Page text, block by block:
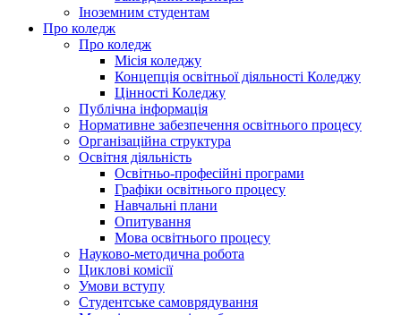
Іноземним студентам
Про коледж
Про коледж
Місія коледжу
Концепція освітньої діяльності Коледжу
Цінності Коледжу
Публічна інформація
Нормативне забезпечення освітнього процесу
Організаційна структура
Освітня діяльність
Освітньо-професійні програми
Графіки освітнього процесу
Навчальні плани
Опитування
Мова освітнього процесу
Науково-методична робота
Циклові комісії
Умови вступу
Студентське самоврядування